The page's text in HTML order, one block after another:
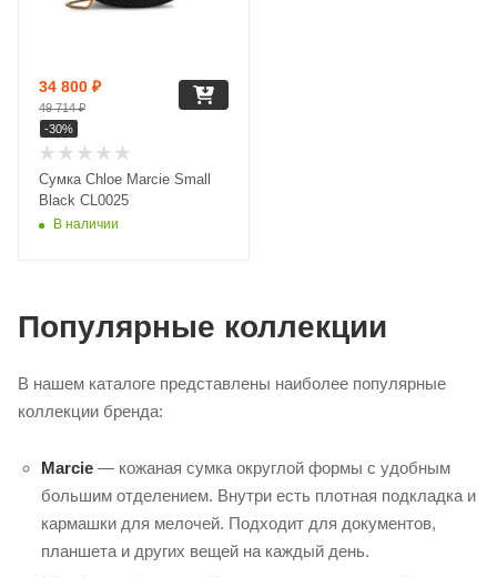
Сумка Chloe Marcie Small
Black CL0025
В наличии
34 800 ₽
49 714₽
-30%
Популярные коллекции
В нашем каталоге представлены наиболее популярные
коллекции бренда:
Marcie — кожаная сумка округлой формы с удобным
большим отделением. Внутри есть плотная подкладка и
кармашки для мелочей. Подходит для документов,
планшета и других вещей на каждый день.